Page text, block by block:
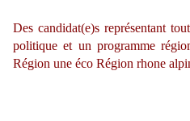
Des candidat(e)s représentant
politique et un programme
Région une éco Région rhone